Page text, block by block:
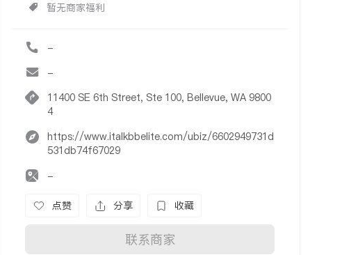
暂无商家福利
-
-
11400 SE 6th Street, Ste 100, Bellevue, WA 9800
4
https://www.italkbbelite.com/ubiz/6602949731d
531db74f67029
-
点赞 分享 收藏
联系商家